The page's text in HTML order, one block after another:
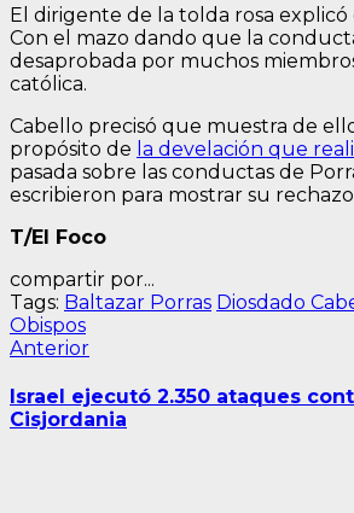
El dirigente de la tolda rosa
Con el mazo dando que la
desaprobada por muchos
católica.
Cabello precisó que muestra de
propósito de la develación que
pasada sobre las conductas de
escribieron para mostrar su rechazo
T/El Foco
compartir por...
Tags: Baltazar Porras Diosdado
Obispos
Navegación
de
entradas
AnteriorEntrada
Israel ejecutó 2.350 ataques
Cisjordania